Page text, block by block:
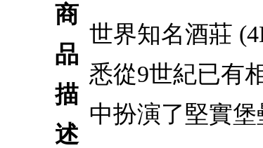
商
品
描
述
世界知名酒莊
悉從9世紀已有
中扮演了堅實